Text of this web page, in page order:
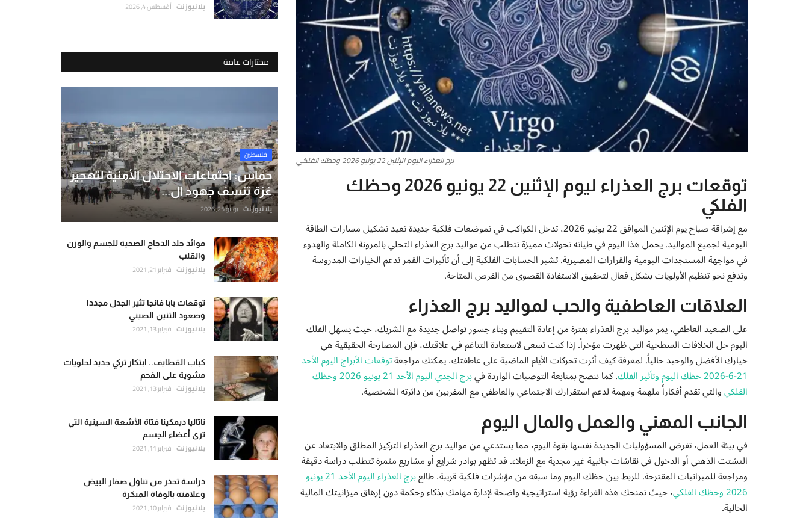
برج العذراء اليوم الإثنين 22 يونيو 2026 وحظك الفلكي
توقعات برج العذراء ليوم الإثنين 22 يونيو 2026 وحظك
الفلكي
مع إشراقة صباح يوم الإثنين الموافق 22 يونيو 2026، تدخل الكواكب في تموضعات فلكية جديدة تعيد تشكيل مسارات الطاقة
اليومية لجميع المواليد. يحمل هذا اليوم في طياته تحولات مميزة تتطلب من مواليد برج العذراء التحلي بالمرونة الكاملة والهدوء
في مواجهة المستجدات اليومية والقرارات المصيرية. تشير الحسابات الفلكية إلى أن تأثيرات القمر تدعم الخيارات المدروسة
وتدفع نحو تنظيم الأولويات بشكل فعال لتحقيق الاستفادة القصوى من الفرص المتاحة.
العلاقات العاطفية والحب لمواليد برج العذراء
على الصعيد العاطفي، يمر مواليد برج العذراء بفترة من إعادة التقييم وبناء جسور تواصل جديدة مع الشريك، حيث يسهل الفلك
اليوم حل الخلافات السطحية التي ظهرت مؤخراً. إذا كنت تسعى لاستعادة التناغم في علاقتك، فإن المصارحة الحقيقية هي
خيارك الأفضل والوحيد حالياً. لمعرفة كيف أثرت تحركات الأيام الماضية على عاطفتك، يمكنك مراجعةتوقعات الأبراج اليوم الأحد
21-6-2026 حظك اليوم وتأثير الفلك
. كما ننصح بمتابعة التوصيات الواردة في
برج الجدي اليوم الأحد 21 يونيو 2026 وحظك
الفلكيوالتي تقدم أفكاراً ملهمة ومهمة لدعم استقرارك الاجتماعي والعاطفي مع المقربين من دائرته الشخصية.
الجانب المهني والعمل والمال اليوم
في بيئة العمل، تفرض المسؤوليات الجديدة نفسها بقوة اليوم، مما يستدعي من مواليد برج العذراء التركيز المطلق والابتعاد عن
التشتت الذهني أو الدخول في نقاشات جانبية غير مجدية مع الزملاء. قد تظهر بوادر شرايع أو مشاريع مثمرة تتطلب دراسة دقيقة
ومراجعة للميزانيات المقترحة. للربط بين حظك اليوم وما سبقه من مؤشرات فلكية قريبة، طالع
برج العذراء اليوم الأحد 21 يونيو
2026 وحظك الفلكي
، حيث تمنحك هذه القراءة رؤية استراتيجية واضحة لإدارة مهامك بذكاء وحكمة دون إرهاق ميزانيتك المالية
الحالية.
يلا نيوز نت أغسطس 4, 2026
مختارات عامة
فلسطين
حماس: اجتماعات الاحتلال الأمنية لتهجير
غزة تنسف جهود ال...
يلا نيوز نت يونيو 25, 2026
فوائد جلد الدجاج الصحية للجسم والوزن
والقلب
يلا نيوز نت فبراير 21, 2021
توقعات بابا فانجا تثير الجدل مجددا
وصعود التنين الصيني
يلا نيوز نت فبراير 13, 2021
كباب القطايف.. ابتكار تركي جديد لحلويات
مشوية على الفحم
يلا نيوز نت فبراير 13, 2021
ناتاليا ديمكينا فتاة الأشعة السينية التي
ترى أعضاء الجسم
يلا نيوز نت فبراير 11, 2021
دراسة تحذر من تناول صفار البيض
وعلاقته بالوفاة المبكرة
يلا نيوز نت فبراير 10, 2021